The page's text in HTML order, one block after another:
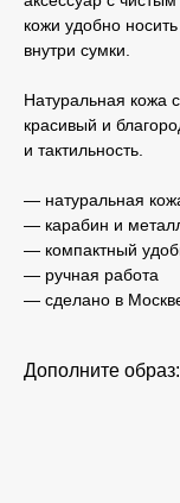
кожи удобно
внутри сумки.
Натуральная кожа
красивый и
и тактильность.
— натуральная
— карабин и
— компактный
— ручная работа
— сделано в
Дополните образ: